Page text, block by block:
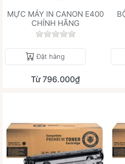
MỰC MÁY IN CANON E400
CHÍNH HÃNG
Chưa có đánh giá
Đặt hàng
Từ 796.000₫